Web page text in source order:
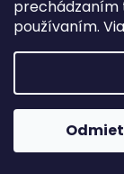
prechádzaním
používaním.
Facebook
Copyright
! 1. 8. 2026
Objednávky